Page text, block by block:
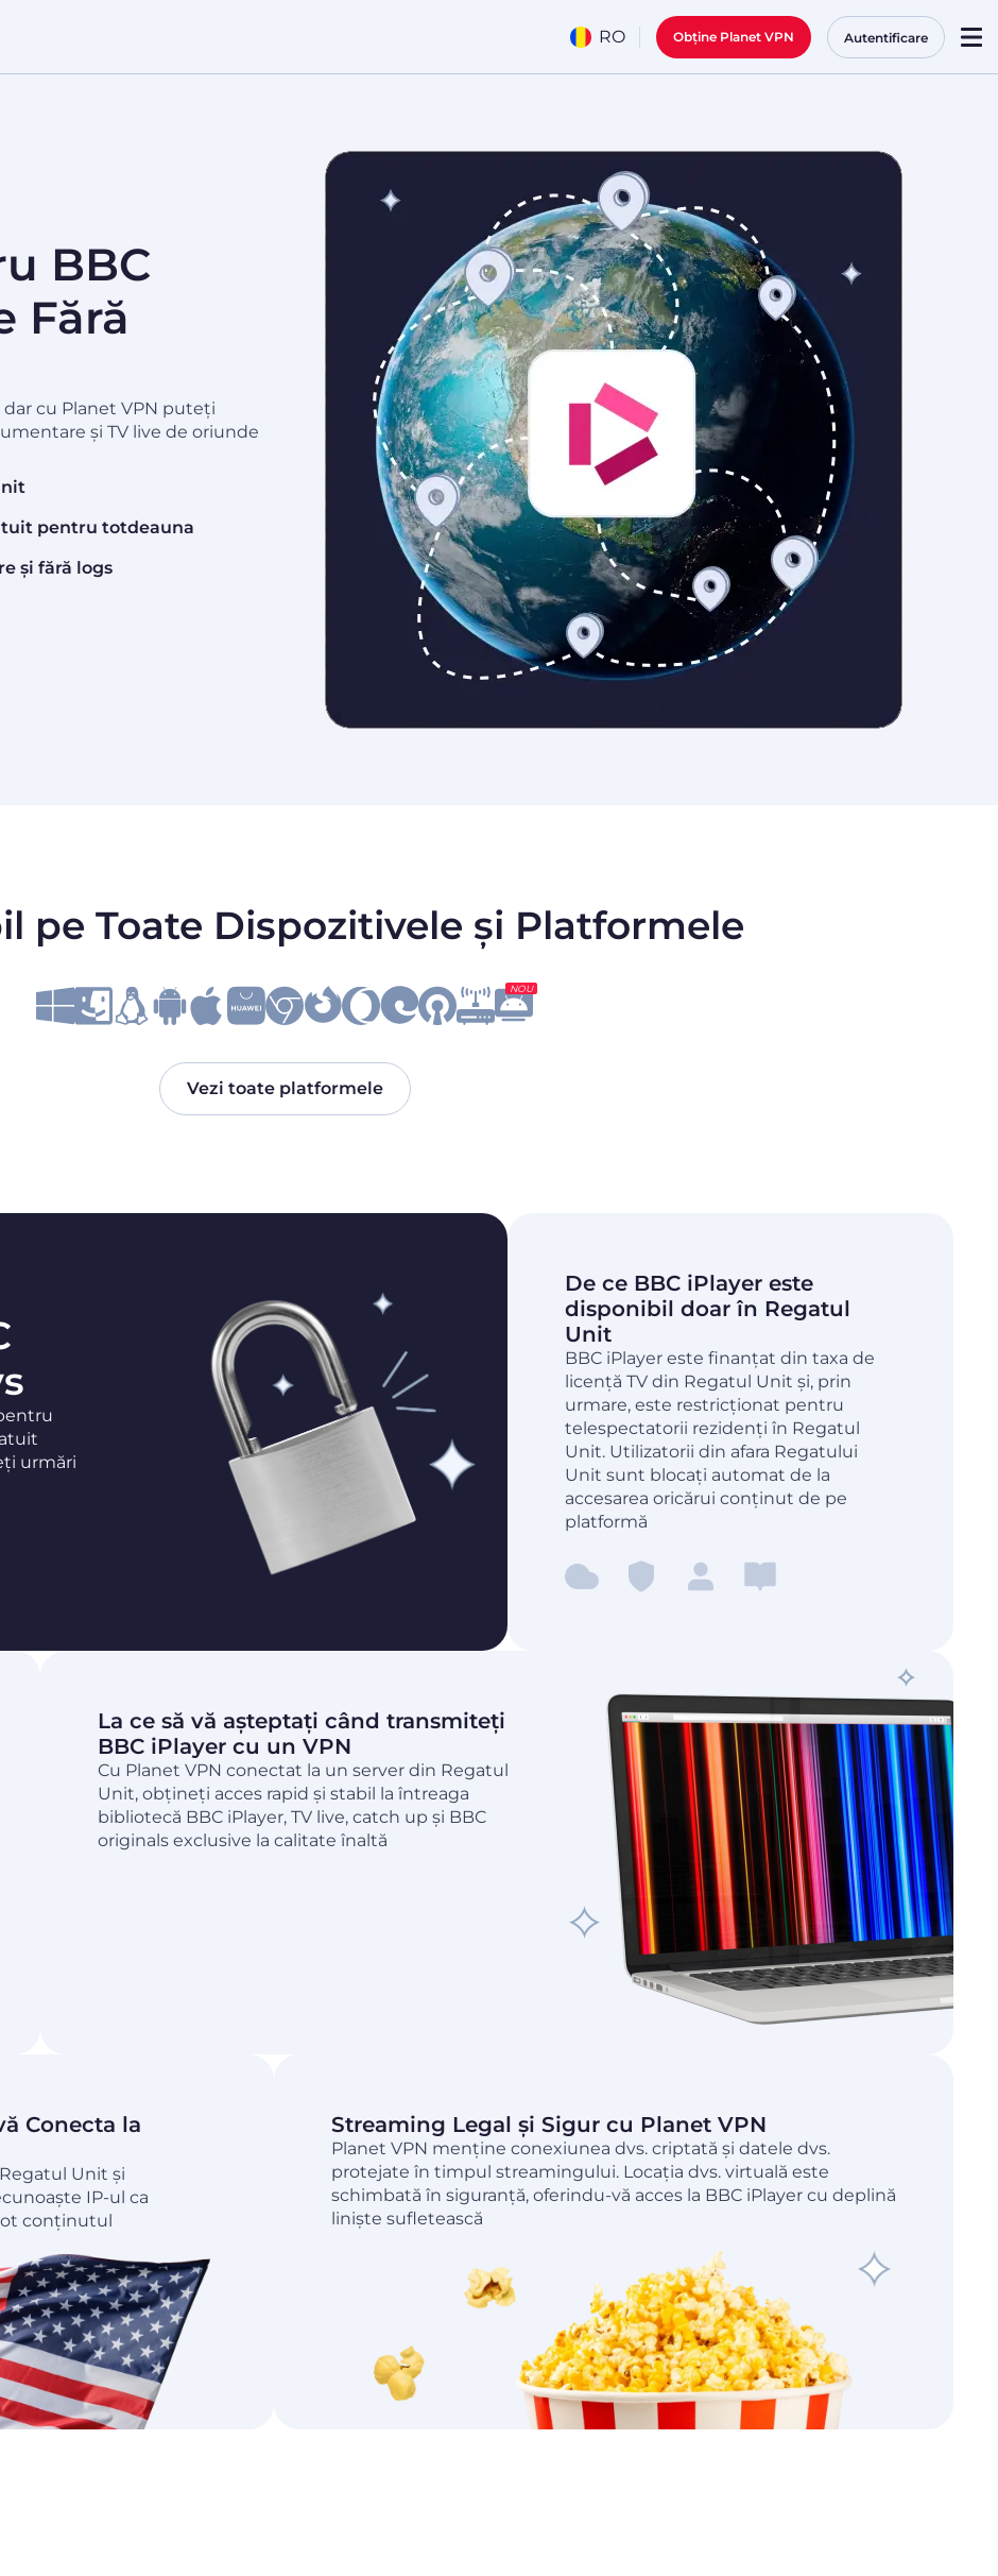
RO Obține Planet VPN Autentificare
BBC
Fără
cu Planet VPN puteți
și TV live de oriunde
pentru totdeauna
și fără logs
pe Toate Dispozitivele și Platformele
NOU
Vezi toate platformele
urmări
De ce BBC iPlayer este
disponibil doar în Regatul
Unit
BBC iPlayer este finanțat din taxa de
licență TV din Regatul Unit și, prin
urmare, este restricționat pentru
telespectatorii rezidenți în Regatul
Unit. Utilizatorii din afara Regatului
Unit sunt blocați automat de la
accesarea oricărui conținut de pe
platformă
La ce să vă așteptați când transmiteți
BBC iPlayer cu un VPN
Cu Planet VPN conectat la un server din Regatul
Unit, obțineți acces rapid și stabil la întreaga
bibliotecă BBC iPlayer, TV live, catch up și BBC
originals exclusive la calitate înaltă
Conecta la
Unit și
IP-ul ca
conținutul
Streaming Legal și Sigur cu Planet VPN
Planet VPN menține conexiunea dvs. criptată și datele dvs.
protejate în timpul streamingului. Locația dvs. virtuală este
schimbată în siguranță, oferindu-vă acces la BBC iPlayer cu deplină
liniște sufletească